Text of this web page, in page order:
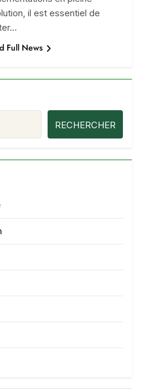
il est essentiel de
Full News
RECHERCHER